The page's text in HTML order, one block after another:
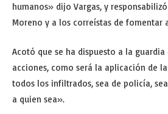
humanos» dijo Vargas, y
Moreno y a los correístas de fomentar
Acotó que se ha dispuesto a la
acciones, como será la aplicación de
todos los infiltrados, sea de policía,
a quien sea».